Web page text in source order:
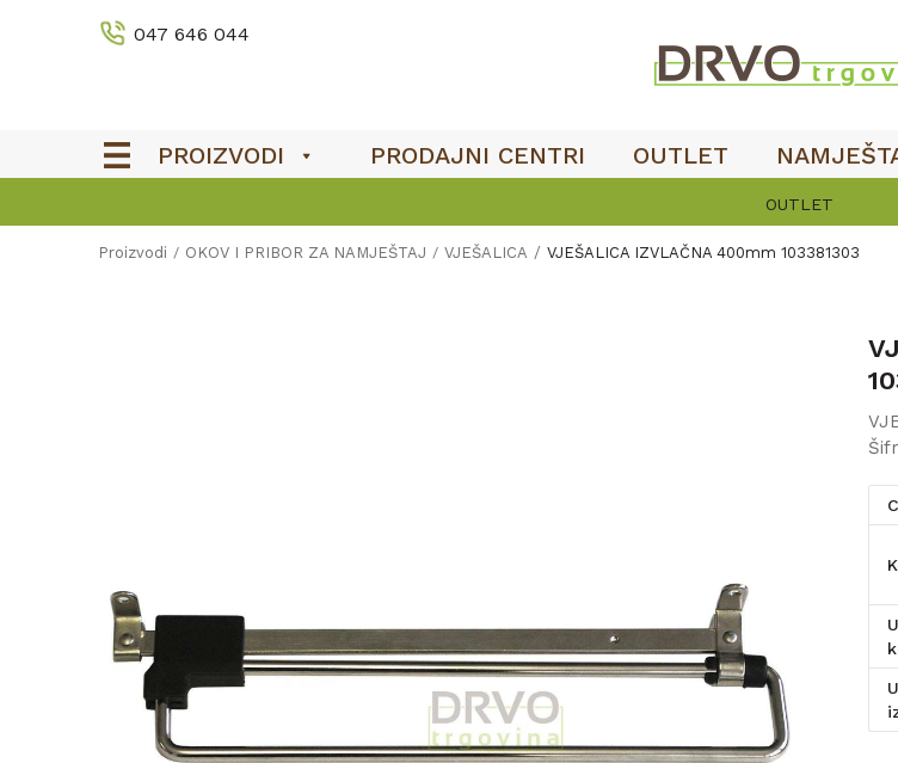
047 646 044
PROIZVODI PRODAJNI CENTRI OUTLET
OUTLET
Proizvodi OKOV I PRIBOR ZA NAMJEŠTAJ VJEŠALICA VJEŠALICA IZVLAČNA 400mm 103381303
Ukupno
Ukupni